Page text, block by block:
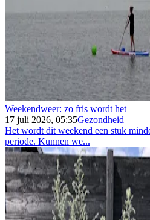
Weekendweer: zo fris wordt het
17 juli 2026, 05:35Gezondheid
Het wordt dit weekend een stuk
periode. Kunnen we...